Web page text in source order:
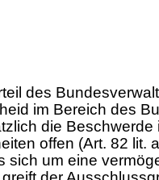
des
im Bereich des
die Beschwerde
offen (Art. 82 lit.
sich um eine